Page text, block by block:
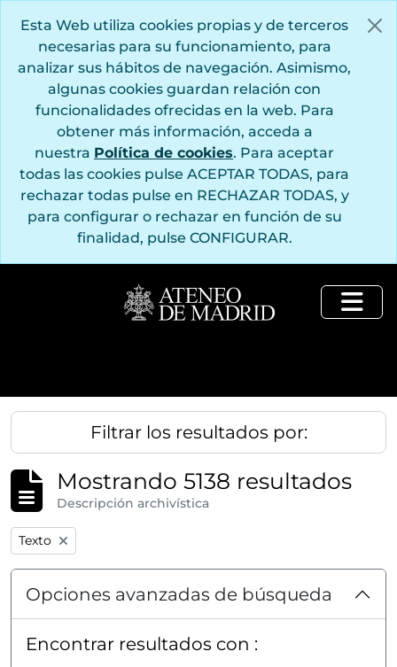
Esta Web utiliza cookies propias y de terceros
necesarias para su funcionamiento, para
analizar sus hábitos de navegación. Asimismo,
algunas cookies guardan relación con
funcionalidades ofrecidas en la web. Para
obtener más información, acceda a
nuestra Política de cookies. Para aceptar
todas las cookies pulse ACEPTAR TODAS, para
rechazar todas pulse en RECHAZAR TODAS, y
para configurar o rechazar en función de su
finalidad, pulse CONFIGURAR.
Filtrar los resultados por:
Mostrando 5138 resultados
Descripción archivística
Remove filter:
Texto
Opciones avanzadas de búsqueda
Encontrar resultados con :